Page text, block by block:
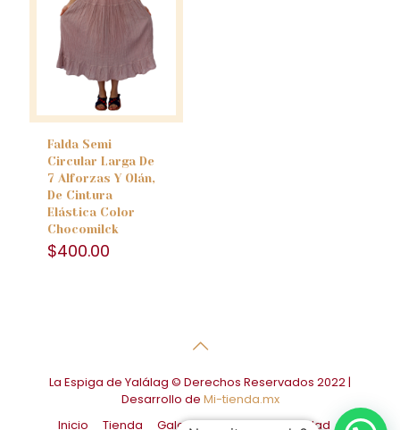
Falda Semi
Circular Larga De
7 Alforzas Y Olán,
De Cintura
Elástica Color
Chocomilck
$400.00
La Espiga de Yalálag © Derechos Reservados 2022 |
Desarrollo de Mi-tienda.mx
Inicio
Tienda Galería Aviso de Privacidad